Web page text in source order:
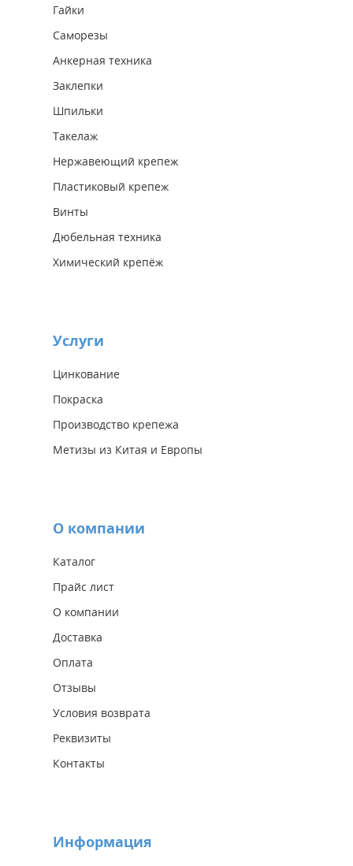
Гайки
Саморезы
Анкерная техника
Заклепки
Шпильки
Такелаж
Нержавеющий крепеж
Пластиковый крепеж
Винты
Дюбельная техника
Химический крепёж
Услуги
Цинкование
Покраска
Производство крепежа
Метизы из Китая и Европы
О компании
Каталог
Прайс лист
О компании
Доставка
Оплата
Отзывы
Условия возврата
Реквизиты
Контакты
Информация